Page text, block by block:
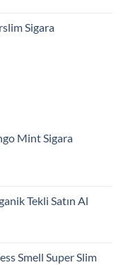
Sigara
Mint Sigara
Tekli Satın Al
Smell Super Slim